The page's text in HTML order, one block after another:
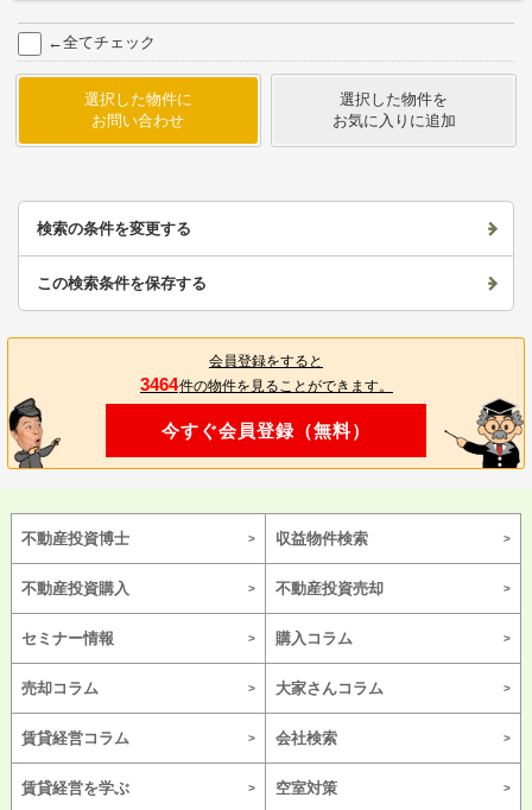
←全てチェック
選択した物件に
お問い合わせ
選択した物件を
お気に入りに追加
検索の条件を変更する
この検索条件を保存する
会員登録をすると
3464件の物件を見ることができます。
今すぐ会員登録（無料）
不動産投資博士 収益物件検索
不動産投資購入 不動産投資売却
セミナー情報 購入コラム
売却コラム 大家さんコラム
賃貸経営コラム 会社検索
賃貸経営を学ぶ 空室対策